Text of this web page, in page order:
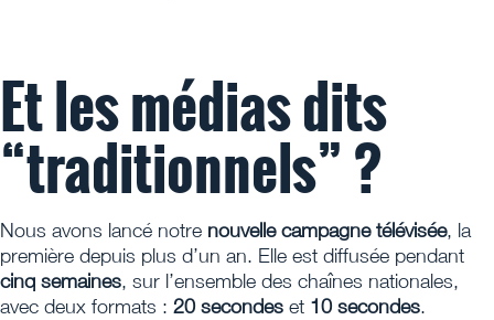
Et les médias dits
“traditionnels” ?
Nous avons lancé notre nouvelle campagne télévisée, la
première depuis plus d’un an. Elle est diffusée pendant
cinq semaines, sur l’ensemble des chaînes nationales,
avec deux formats : 20 secondes et 10 secondes.